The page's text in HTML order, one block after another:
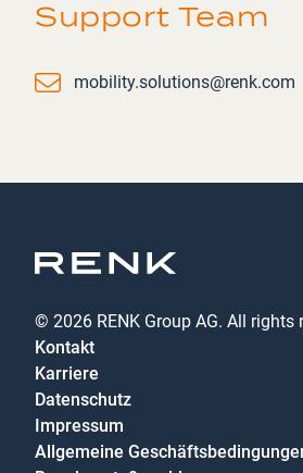
Support Team
Emailmobility.solutions@renk.com
© 2026 RENK Group AG. All rights
Kontakt
Karriere
Datenschutz
Impressum
Allgemeine